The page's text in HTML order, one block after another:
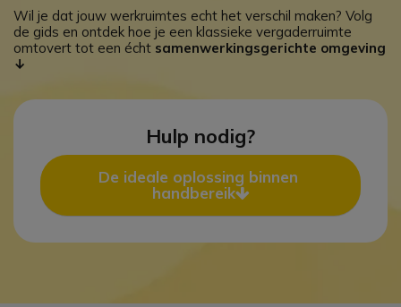
Wil je dat jouw werkruimtes echt het verschil maken? Volg
de gids en ontdek hoe je een klassieke vergaderruimte
omtovert tot een écht samenwerkingsgerichte omgeving
↓
Hulp nodig?
De ideale oplossing binnen
handbereik